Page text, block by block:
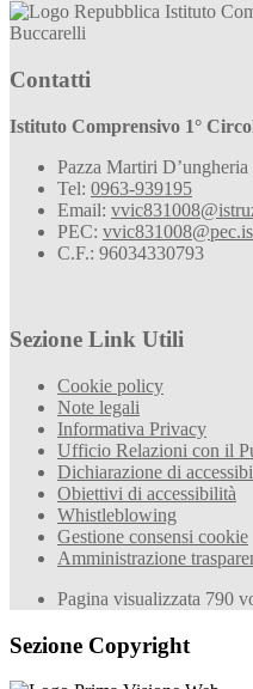
Istituto
Buccarelli
Contatti
Istituto Comprensivo 1°
Pazza Martiri
Tel: 0963-939195
Email:
PEC:
C.F.: 96034330793
Sezione Link Utili
Cookie policy
Note legali
Informativa Privacy
Ufficio Relazioni con il
Dichiarazione di
Obiettivi di accessibilità
Whistleblowing
Gestione consensi cookie
Amministrazione
Pagina visualizzata 790
Sezione Copyright